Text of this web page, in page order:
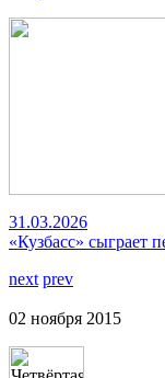
31.03.2026
«Кузбасс» сыграет
next prev
02 ноября 2015